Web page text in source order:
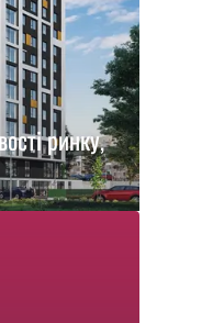
ринку,